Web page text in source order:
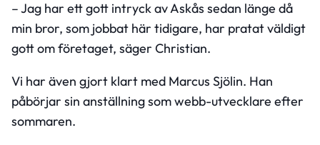
– Jag har ett gott intryck av Askås sedan länge då
min bror, som jobbat här tidigare, har pratat väldigt
gott om företaget, säger Christian.
Vi har även gjort klart med Marcus Sjölin. Han
påbörjar sin anställning som webb-utvecklare efter
sommaren.